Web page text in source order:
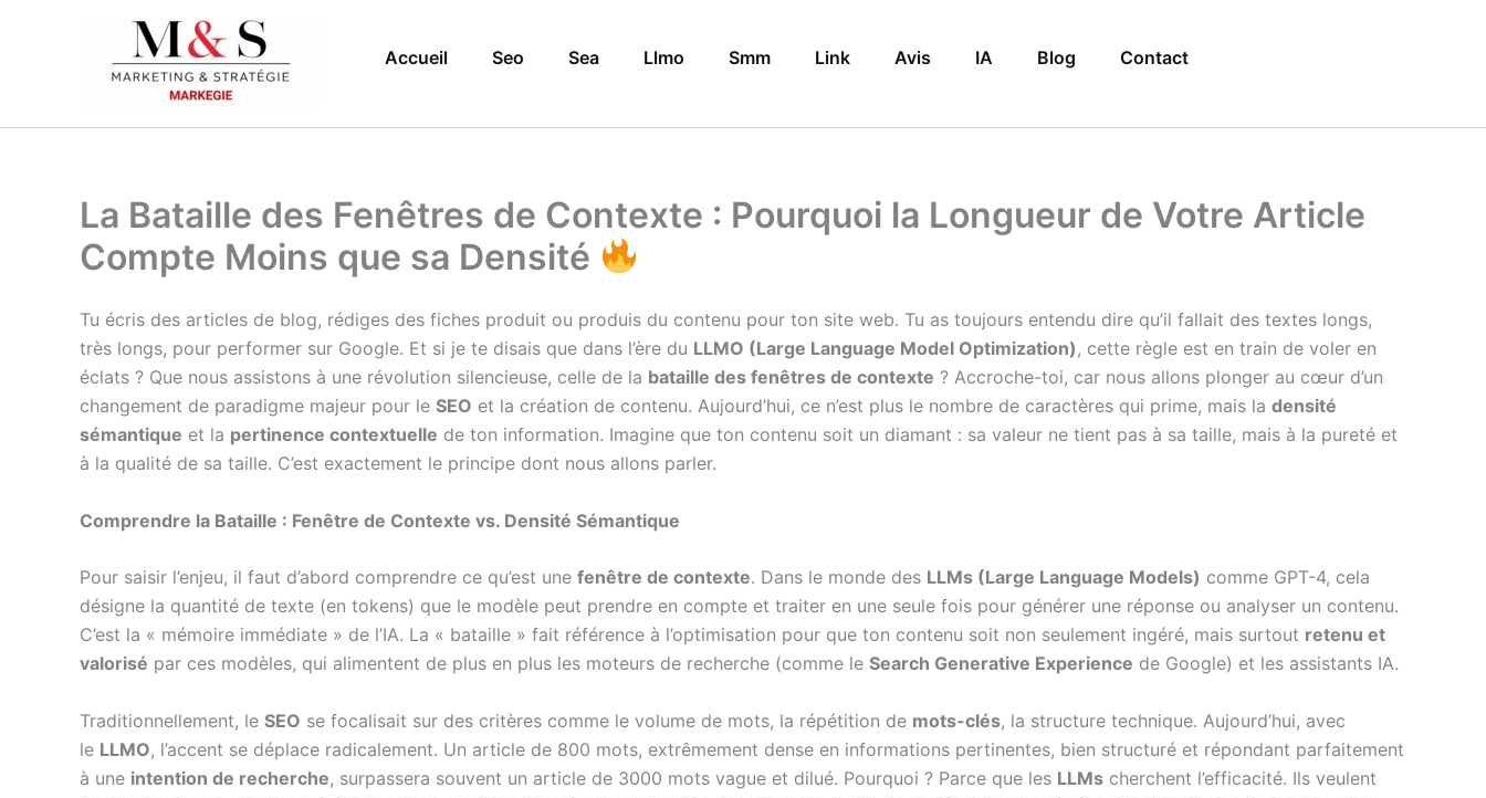
Accueil Seo Sea Llmo Smm Link Avis IA Blog Contact
La Bataille des Fenêtres de Contexte : Pourquoi la Longueur de Votre Article
Compte Moins que sa Densité
Tu écris des articles de blog, rédiges des fiches produit ou produis du contenu pour ton site web. Tu as toujours entendu dire qu’il fallait des textes longs,
très longs, pour performer sur Google. Et si je te disais que dans l’ère du LLMO (Large Language Model Optimization), cette règle est en train de voler en
éclats ? Que nous assistons à une révolution silencieuse, celle de la bataille des fenêtres de contexte ? Accroche-toi, car nous allons plonger au cœur d’un
changement de paradigme majeur pour le SEO et la création de contenu. Aujourd’hui, ce n’est plus le nombre de caractères qui prime, mais la densité
sémantique et la pertinence contextuelle de ton information. Imagine que ton contenu soit un diamant : sa valeur ne tient pas à sa taille, mais à la pureté et
à la qualité de sa taille. C’est exactement le principe dont nous allons parler.
Comprendre la Bataille : Fenêtre de Contexte vs. Densité Sémantique
Pour saisir l’enjeu, il faut d’abord comprendre ce qu’est une fenêtre de contexte. Dans le monde des LLMs (Large Language Models) comme GPT-4, cela
désigne la quantité de texte (en tokens) que le modèle peut prendre en compte et traiter en une seule fois pour générer une réponse ou analyser un contenu.
C’est la « mémoire immédiate » de l’IA. La « bataille » fait référence à l’optimisation pour que ton contenu soit non seulement ingéré, mais surtout retenu et
valorisé par ces modèles, qui alimentent de plus en plus les moteurs de recherche (comme le Search Generative Experience de Google) et les assistants IA.
Traditionnellement, le SEO se focalisait sur des critères comme le volume de mots, la répétition de mots-clés, la structure technique. Aujourd’hui, avec
le LLMO, l’accent se déplace radicalement. Un article de 800 mots, extrêmement dense en informations pertinentes, bien structuré et répondant parfaitement
à une intention de recherche, surpassera souvent un article de 3000 mots vague et dilué. Pourquoi ? Parce que les LLMs cherchent l’efficacité. Ils veulent